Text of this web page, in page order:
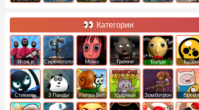
Категории
Игра в
Кальмара
Сиреноголовый Момо Гренни Балди
Браво
Старс
Стикмен 3 Панды Улитка Боб
Ударный
отряд котят
Зомботрон
Время